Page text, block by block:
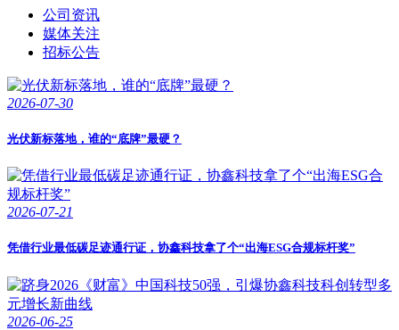
公司资讯
媒体关注
招标公告
2026-07-30
光伏新标落地，谁的“底牌”最硬？
2026-07-21
凭借行业最低碳足迹通行证，协鑫科技拿了个“出海ESG合规标杆奖”
2026-06-25